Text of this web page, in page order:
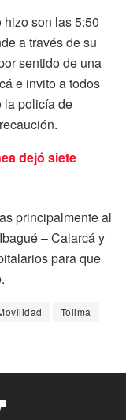
son las 5:50
a través de su
sentido de una
e invito a todos
la policía de
dejó siete
principalmente al
– Calarcá y
para que
Tolima